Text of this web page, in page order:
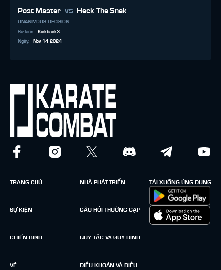
Post Master vs Heck The Snek
UNANIMOUS DECISION
Sự kiện:
Kickback3
Ngày: Nov 14 2024
TRANG CHỦ
SỰ KIỆN
CHIẾN BINH
VÉ
NHÀ PHÁT TRIỂN
CÂU HỎI THƯỜNG GẶP
QUY TẮC VÀ QUY ĐỊNH
ĐIỀU KHOẢN VÀ ĐIỀU
TẢI XUỐNG ỨNG DỤNG